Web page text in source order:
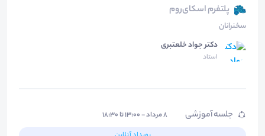
پلتفرم اسکای‌روم
سخنرانان
دکتر جواد خلعتبری
استاد
جلسه آموزشی
۸ مرداد - ۱۳:۰۰ تا ۱۸:۳۰